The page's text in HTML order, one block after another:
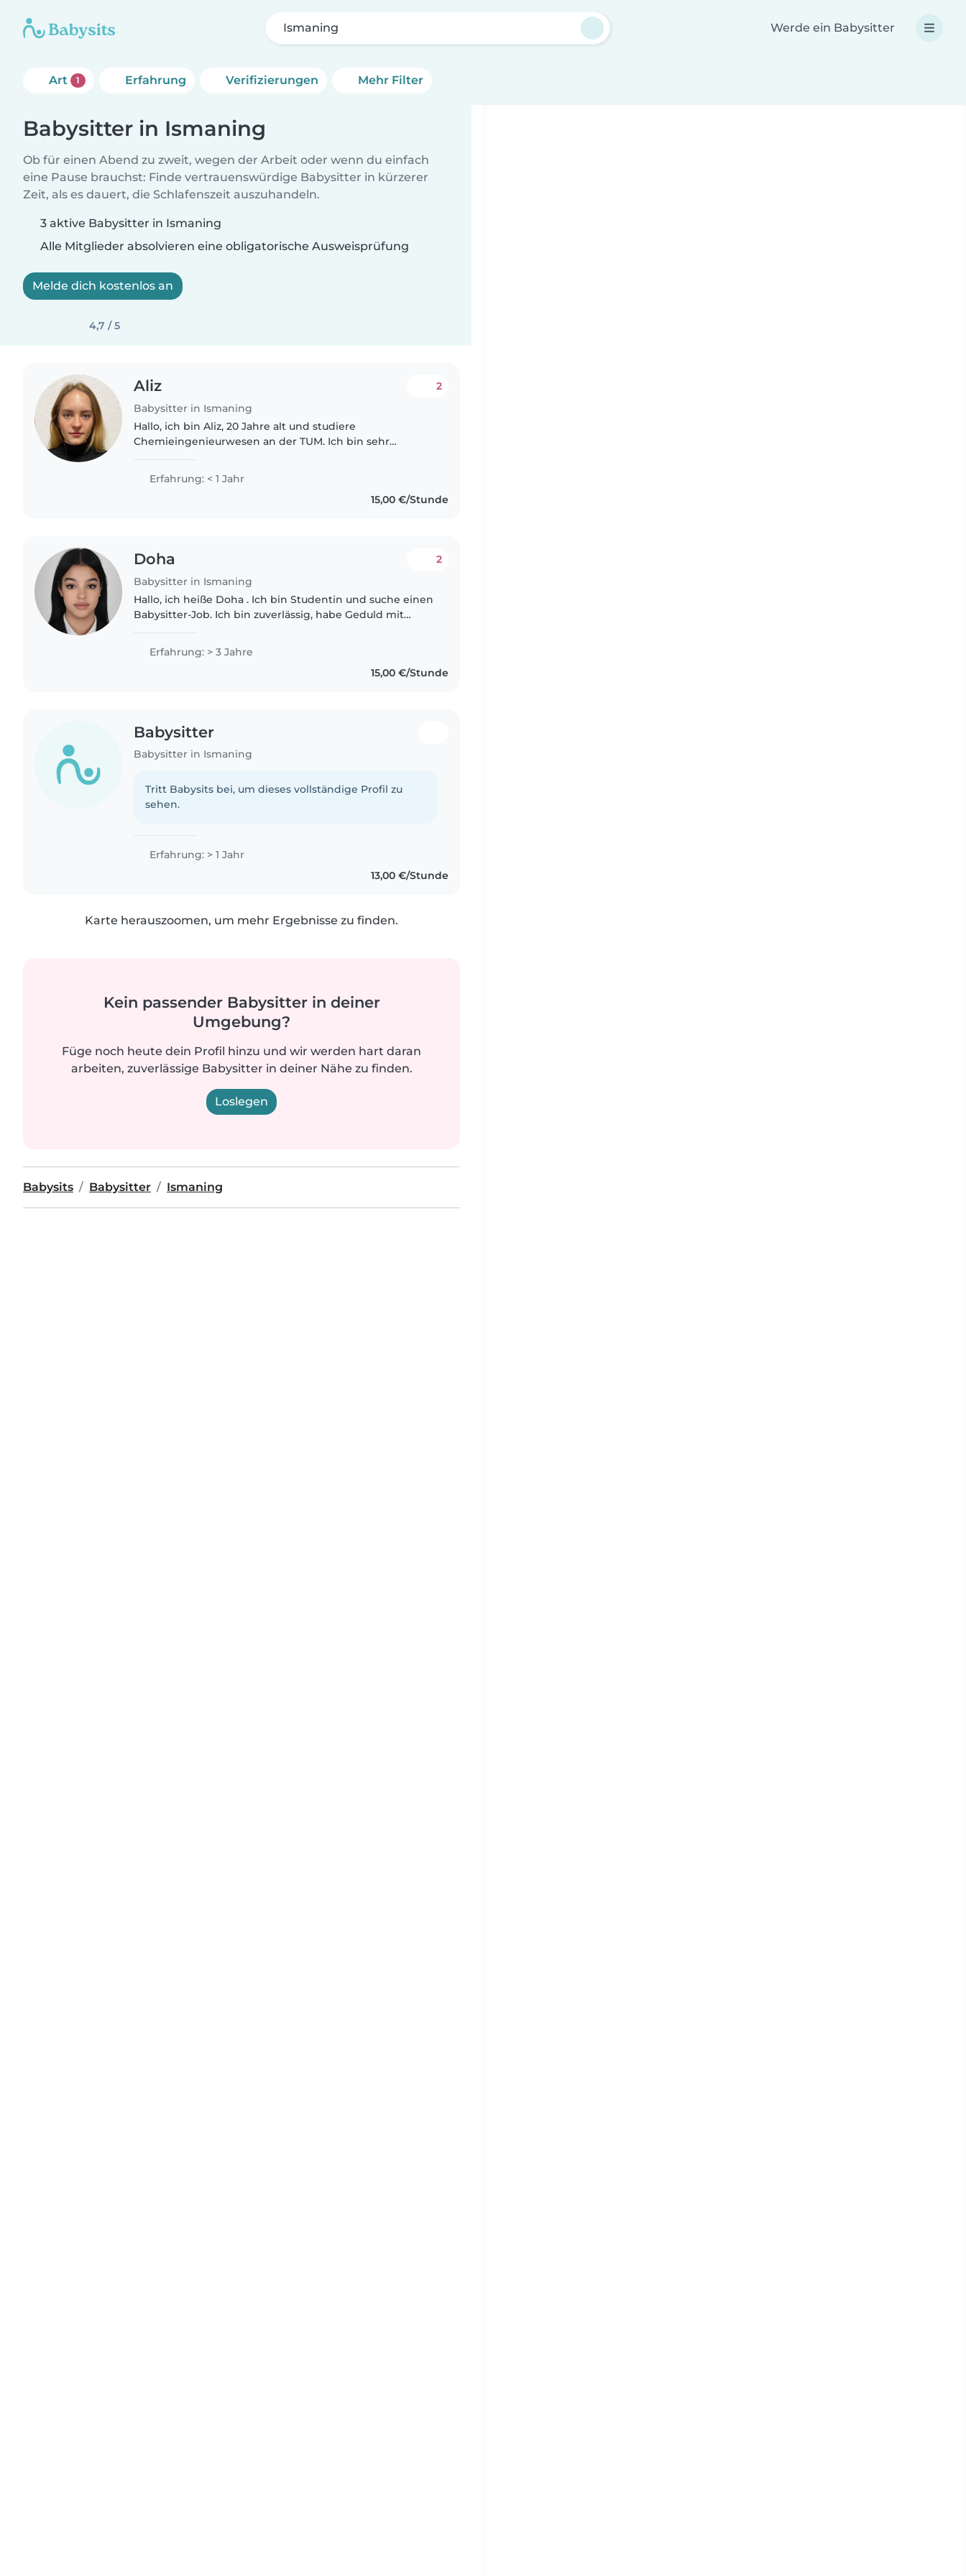
Ismaning Werde ein Babysitter
Art 1 Erfahrung Verifizierungen Mehr Filter
Babysitter in Ismaning
Ob für einen Abend zu zweit, wegen der Arbeit oder wenn du einfach
eine Pause brauchst: Finde vertrauenswürdige Babysitter in kürzerer
Zeit, als es dauert, die Schlafenszeit auszuhandeln.
3 aktive Babysitter in Ismaning
Alle Mitglieder absolvieren eine obligatorische Ausweisprüfung
Melde dich kostenlos an
4,7 / 5
Aliz
Babysitter in Ismaning
2
Hallo, ich bin Aliz, 20 Jahre alt und studiere
Chemieingenieurwesen an der TUM. Ich bin sehr
beschäftigen. Ich bin gesprächig, freundlich..
Erfahrung: < 1 Jahr
15,00 €/Stunde
Doha
Babysitter in Ismaning
2
Hallo, ich heiße Doha . Ich bin Studentin und suche einen
Babysitter-Job. Ich bin zuverlässig, habe Geduld mit
Erfahrung: > 3 Jahre
15,00 €/Stunde
Babysitter
Babysitter in Ismaning
Tritt Babysits bei, um dieses vollständige Profil zu
sehen.
Erfahrung: > 1 Jahr
13,00 €/Stunde
Karte herauszoomen, um mehr Ergebnisse zu finden.
Kein passender Babysitter in deiner
Umgebung?
Füge noch heute dein Profil hinzu und wir werden hart daran
arbeiten, zuverlässige Babysitter in deiner Nähe zu finden.
Loslegen
Babysits Babysitter Ismaning